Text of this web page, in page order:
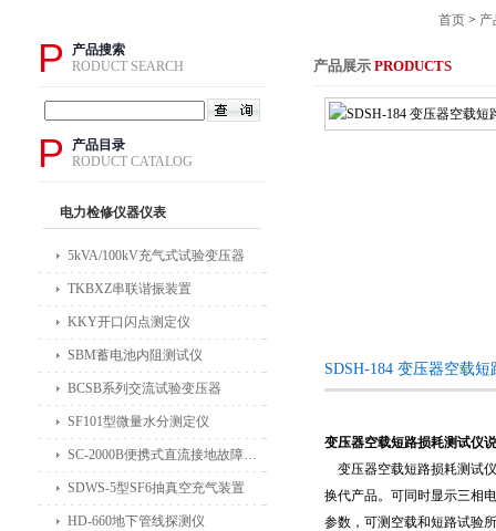
首页 > 产
产品展示 PRODUCTS
SDSH-184 变压器空载
变压器空载短路损耗测试仪
变压器空载短路损耗测试
换代产品。可同时显示三相
参数，可测空载和短路试验
P
产品搜索
RODUCT SEARCH
P
产品目录
RODUCT CATALOG
电力检修仪器仪表
5kVA/100kV充气式试验变压器
TKBXZ串联谐振装置
KKY开口闪点测定仪
SBM蓄电池内阻测试仪
BCSB系列交流试验变压器
SF101型微量水分测定仪
SC-2000B便携式直流接地故障检测仪
SDWS-5型SF6抽真空充气装置
HD-660地下管线探测仪